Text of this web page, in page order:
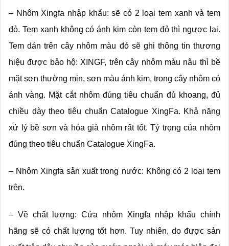
– Nhôm Xingfa nhập khẩu: sẽ có 2 loại tem xanh và tem
đỏ. Tem xanh không có ánh kim còn tem đỏ thì ngược lại.
Tem dán trên cây nhôm màu đỏ sẽ ghi thông tin thương
hiệu được bảo hộ: XINGF, trên cây nhôm màu nâu thì bề
mặt sơn thường mịn, sơn màu ánh kim, trong cây nhôm có
ánh vàng. Mặt cắt nhôm đúng tiêu chuẩn đủ khoang, đủ
chiều dày theo tiêu chuẩn Catalogue XingFa. Khả năng
xử lý bề sơn và hóa già nhôm rất tốt. Tỷ trọng của nhôm
đúng theo tiêu chuẩn Catalogue XingFa.
– Nhôm Xingfa sản xuất trong nước: Không có 2 loại tem
trên.
– Về chất lượng: Cửa nhôm Xingfa nhập khẩu chính
hãng sẽ có chất lượng tốt hơn. Tuy nhiên, do được sản